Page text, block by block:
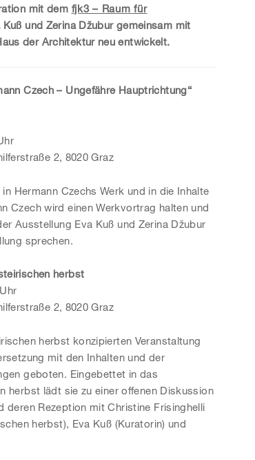
mit dem fjk3 – Raum für
Kuß und Zerina Džubur gemeinsam mit
der Architektur neu entwickelt.
Czech – Ungefähre Hauptrichtung“
2, 8020 Graz
Hermann Czechs Werk und in die Inhalte
Czech wird einen Werkvortrag halten und
Ausstellung Eva Kuß und Zerina Džubur
sprechen.
herbst
2, 8020 Graz
herbst konzipierten Veranstaltung
mit den Inhalten und der
geboten. Eingebettet in das
herbst lädt sie zu einer offenen Diskussion
deren Rezeption mit Christine Frisinghelli
herbst), Eva Kuß (Kuratorin) und